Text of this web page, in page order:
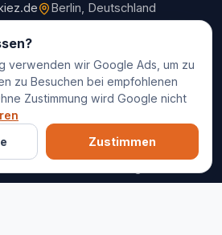
Berlin, Deutschland
Alle Rechte vorbehalten.
verwenden wir Google Ads, um zu
zu Besuchen bei empfohlenen
Zustimmung wird Google nicht
Zustimmen